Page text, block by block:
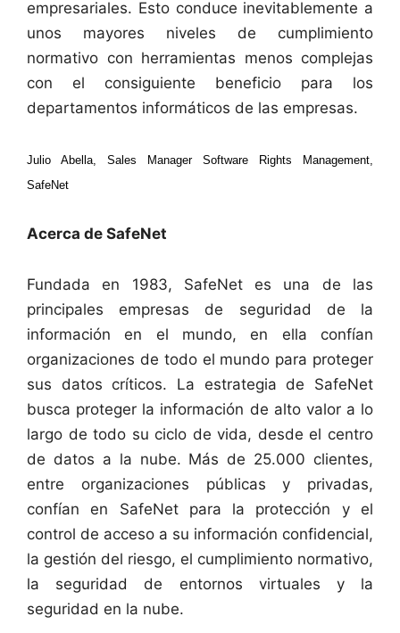
empresariales. Esto conduce inevitablemente a
unos mayores niveles de cumplimiento
normativo con herramientas menos complejas
con el consiguiente beneficio para los
departamentos informáticos de las empresas.
Julio Abella, Sales Manager Software Rights Management,
SafeNet
Acerca de SafeNet
Fundada en 1983, SafeNet es una de las
principales empresas de seguridad de la
información en el mundo, en ella confían
organizaciones de todo el mundo para proteger
sus datos críticos. La estrategia de SafeNet
busca proteger la información de alto valor a lo
largo de todo su ciclo de vida, desde el centro
de datos a la nube. Más de 25.000 clientes,
entre organizaciones públicas y privadas,
confían en SafeNet para la protección y el
control de acceso a su información confidencial,
la gestión del riesgo, el cumplimiento normativo,
la seguridad de entornos virtuales y la
seguridad en la nube.